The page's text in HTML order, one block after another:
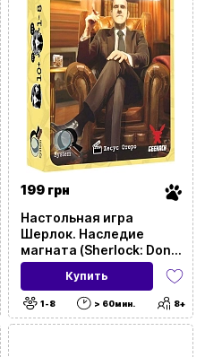
199 грн
Настольная игра
Шерлок. Наследие
магната (Sherlock: Don's
Legacy)
Купить
1-8 > 60мин. 8+